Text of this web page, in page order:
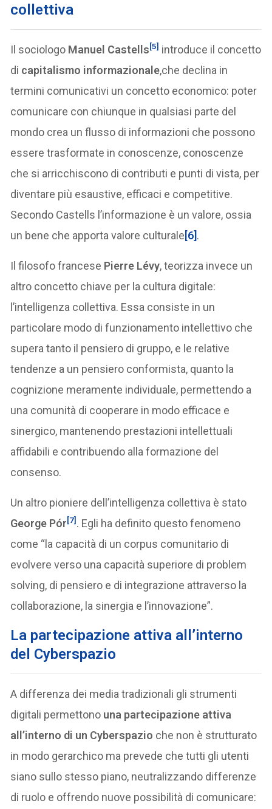
collettiva
Il sociologo Manuel Castells[5] introduce il concetto
di capitalismo informazionale,che declina in
termini comunicativi un concetto economico: poter
comunicare con chiunque in qualsiasi parte del
mondo crea un flusso di informazioni che possono
essere trasformate in conoscenze, conoscenze
che si arricchiscono di contributi e punti di vista, per
diventare più esaustive, efficaci e competitive.
Secondo Castells l’informazione è un valore, ossia
un bene che apporta valore culturale[6].
Il filosofo francese Pierre Lévy, teorizza invece un
altro concetto chiave per la cultura digitale:
l’intelligenza collettiva. Essa consiste in un
particolare modo di funzionamento intellettivo che
supera tanto il pensiero di gruppo, e le relative
tendenze a un pensiero conformista, quanto la
cognizione meramente individuale, permettendo a
una comunità di cooperare in modo efficace e
sinergico, mantenendo prestazioni intellettuali
affidabili e contribuendo alla formazione del
consenso.
Un altro pioniere dell’intelligenza collettiva è stato
George Pór[7] . Egli ha definito questo fenomeno
come “la capacità di un corpus comunitario di
evolvere verso una capacità superiore di problem
solving, di pensiero e di integrazione attraverso la
collaborazione, la sinergia e l’innovazione”.
La partecipazione attiva all’interno
del Cyberspazio
A differenza dei media tradizionali gli strumenti
digitali permettono una partecipazione attiva
all’interno di un Cyberspazio che non è strutturato
in modo gerarchico ma prevede che tutti gli utenti
siano sullo stesso piano, neutralizzando differenze
di ruolo e offrendo nuove possibilità di comunicare: